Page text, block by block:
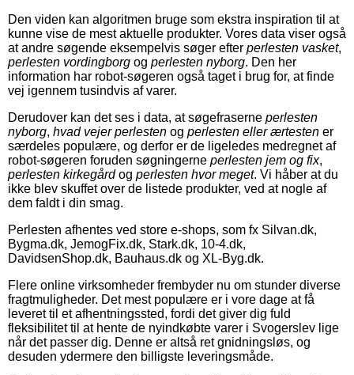
Den viden kan algoritmen bruge som ekstra inspiration til at
kunne vise de mest aktuelle produkter. Vores data viser også
at andre søgende eksempelvis søger efter perlesten vasket,
perlesten vordingborg og perlesten nyborg. Den her
information har robot-søgeren også taget i brug for, at finde
vej igennem tusindvis af varer.
Derudover kan det ses i data, at søgefraserne perlesten
nyborg, hvad vejer perlesten og perlesten eller ærtesten er
særdeles populære, og derfor er de ligeledes medregnet af
robot-søgeren foruden søgningerne perlesten jem og fix,
perlesten kirkegårdog perlesten hvor meget. Vi håber at du
ikke blev skuffet over de listede produkter, ved at nogle af
dem faldt i din smag.
Perlesten afhentes ved store e-shops, som fx Silvan.dk,
Bygma.dk, JemogFix.dk, Stark.dk, 10-4.dk,
DavidsenShop.dk, Bauhaus.dk og XL-Byg.dk.
Flere online virksomheder frembyder nu om stunder diverse
fragtmuligheder. Det mest populære er i vore dage at få
leveret til et afhentningssted, fordi det giver dig fuld
fleksibilitet til at hente de nyindkøbte varer i Svogerslev lige
når det passer dig. Denne er altså ret gnidningsløs, og
desuden ydermere den billigste leveringsmåde.